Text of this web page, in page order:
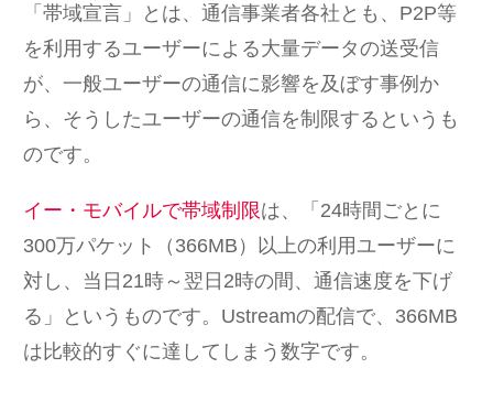
「帯域宣言」とは、通信事業者各社とも、P2P等
を利用するユーザーによる大量データの送受信
が、一般ユーザーの通信に影響を及ぼす事例か
ら、そうしたユーザーの通信を制限するというも
のです。
イー・モバイルで帯域制限は、「24時間ごとに
300万パケット（366MB）以上の利用ユーザーに
対し、当日21時～翌日2時の間、通信速度を下げ
る」というものです。Ustreamの配信で、366MB
は比較的すぐに達してしまう数字です。